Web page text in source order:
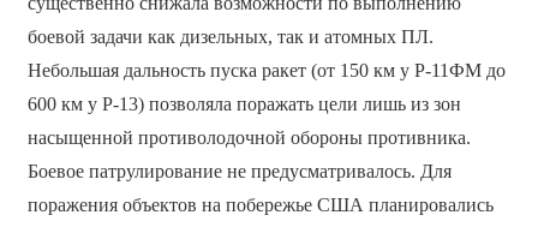
боевой задачи как дизельных, так и атомных ПЛ.
Небольшая дальность пуска ракет (от 150 км у Р-11ФМ до
600 км у Р-13) позволяла поражать цели лишь из зон
насыщенной противолодочной обороны противника.
Боевое патрулирование не предусматривалось. Для
поражения объектов на побережье США планировались